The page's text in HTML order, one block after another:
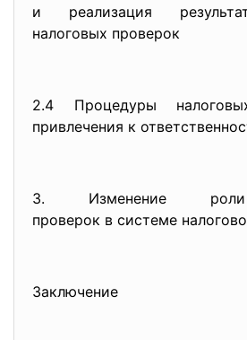
и реализация
налоговых проверок
2.4 Процедуры
привлечения к
3. Изменение роли
проверок в системе
Заключение